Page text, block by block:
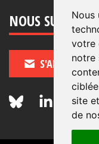
Nous
votre
notre
site
de
NOUS SUIVRE
S'ABONNER